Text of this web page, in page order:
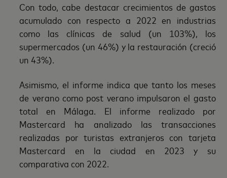
Con todo, cabe destacar crecimientos de gastos
acumulado con respecto a 2022 en industrias
como las clínicas de salud (un 103%), los
supermercados (un 46%) y la restauración (creció
un 43%).
Asimismo, el informe indica que tanto los meses
de verano como post verano impulsaron el gasto
total en Málaga. El informe realizado por
Mastercard ha analizado las transacciones
realizadas por turistas extranjeros con tarjeta
Mastercard en la ciudad en 2023 y su
comparativa con 2022.